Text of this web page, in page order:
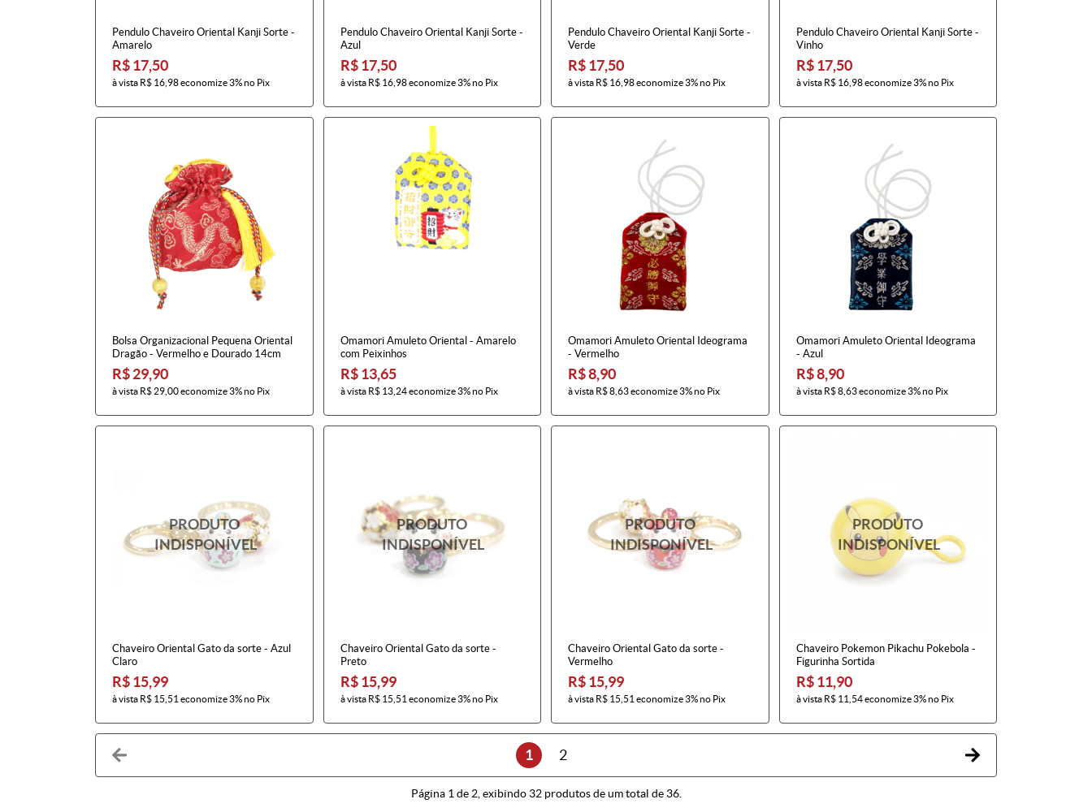
Pendulo Chaveiro Oriental Kanji Sorte -
Amarelo
R$ 17,50
à vista R$ 16,98economize3%no Pix
Pendulo Chaveiro Oriental Kanji Sorte -
Azul
R$ 17,50
à vista R$ 16,98economize3%no Pix
Pendulo Chaveiro Oriental Kanji Sorte -
Verde
R$ 17,50
à vista R$ 16,98economize3%no Pix
Pendulo Chaveiro Oriental Kanji Sorte -
Vinho
R$ 17,50
à vista R$ 16,98economize3%no Pix
Bolsa Organizacional Pequena Oriental
Dragão - Vermelho e Dourado 14cm
R$ 29,90
à vista R$ 29,00economize3%no Pix
Omamori Amuleto Oriental - Amarelo
com Peixinhos
R$ 13,65
à vista R$ 13,24economize3%no Pix
Omamori Amuleto Oriental Ideograma
- Vermelho
R$ 8,90
à vista R$ 8,63economize3%no Pix
Omamori Amuleto Oriental Ideograma
- Azul
R$ 8,90
à vista R$ 8,63economize3%no Pix
Chaveiro Oriental Gato da sorte - Azul
Claro
R$ 15,99
à vista R$ 15,51 economize3%no Pix
Chaveiro Oriental Gato da sorte -
Preto
R$ 15,99
à vista R$ 15,51 economize3%no Pix
Chaveiro Oriental Gato da sorte -
Vermelho
R$ 15,99
à vista R$ 15,51 economize3%no Pix
Chaveiro Pokemon Pikachu Pokebola -
Figurinha Sortida
R$ 11,90
à vista R$ 11,54economize3%no Pix
1 2
Página 1 de 2, exibindo 32 produtos de um total de 36.